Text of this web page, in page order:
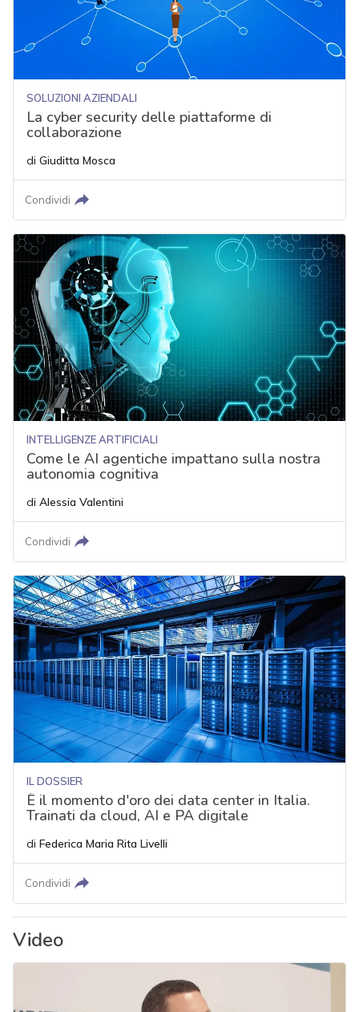
SOLUZIONI AZIENDALI
La cyber security delle piattaforme di
collaborazione
di Giuditta Mosca
Condividi
INTELLIGENZE ARTIFICIALI
Come le AI agentiche impattano sulla nostra
autonomia cognitiva
di Alessia Valentini
Condividi
IL DOSSIER
È il momento d'oro dei data center in Italia.
Trainati da cloud, AI e PA digitale
di Federica Maria Rita Livelli
Condividi
Video